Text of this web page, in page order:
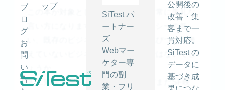
ブ
ロ
グ
お
問
い
合
ップ
SiTest パ
ートナー
ズ
Webマー
ケター専
門の副
業・フリ
公開後の
改善・集
客まで一
貫対応。
SiTest の
データに
基づき成
この本が対象としているのは、（非常に失礼な
言い方になりますが）まだAIリテラシーの低
い、既存のビジネスと人工知能を結びつけて考
えていないビジネスパーソンなのではないでし
ょうか。
人工知能が活用された世界を、まだまだSF映